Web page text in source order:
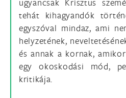
tehát kihagyandók
egyszóval mindaz, ami
helyzetének,
és annak a kornak,
egy okoskodási mód,
kritikája.